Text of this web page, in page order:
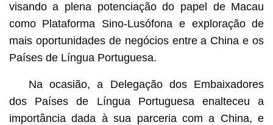
visando a plena potenciação do papel de Macau
como Plataforma Sino-Lusófona e exploração de
mais oportunidades de negócios entre a China e os
Países de Língua Portuguesa.
Na ocasião, a Delegação dos Embaixadores
dos Países de Língua Portuguesa enalteceu a
importância dada à sua parceria com a China, e